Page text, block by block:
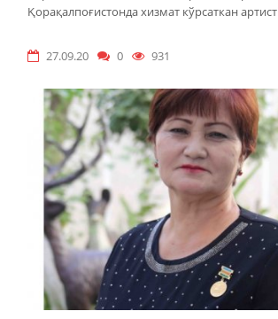
Қорақалпоғистонда хизмат кўрсаткан артист
27.09.20 0 931